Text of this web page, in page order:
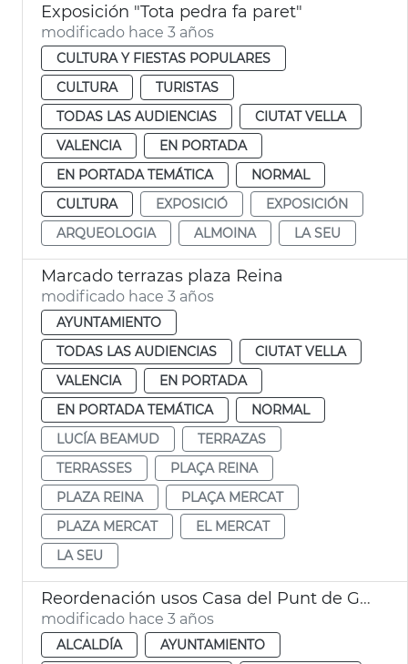
Exposición "Tota pedra fa paret"
modificado hace 3 años
CULTURA Y FIESTAS POPULARES
CULTURA
TURISTAS
TODAS LAS AUDIENCIAS
CIUTAT VELLA
VALENCIA
EN PORTADA
EN PORTADA TEMÁTICA
NORMAL
CULTURA
EXPOSICIÓ
EXPOSICIÓN
ARQUEOLOGIA
ALMOINA LA SEU
Marcado terrazas plaza Reina
modificado hace 3 años
AYUNTAMIENTO
TODAS LAS AUDIENCIAS
CIUTAT VELLA
VALENCIA
EN PORTADA
EN PORTADA TEMÁTICA
NORMAL
LUCÍA BEAMUD
TERRAZAS
TERRASSES
PLAÇA REINA
PLAZA REINA
PLAÇA MERCAT
PLAZA MERCAT
EL MERCAT
LA SEU
Reordenación usos Casa del Punt de Ganxo
modificado hace 3 años
ALCALDÍA
AYUNTAMIENTO